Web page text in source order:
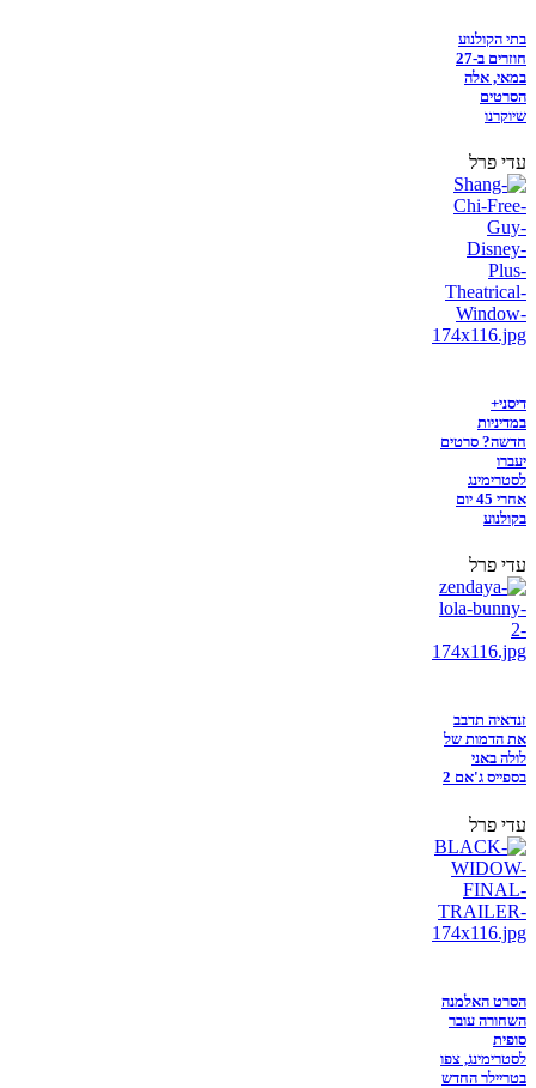
בתי הקולנוע
חוזרים ב-27
במאי, אלה
הסרטים
שיוקרנו
עדי פרל
דיסני+
במדיניות
חדשה? סרטים
יעברו
לסטרימינג
אחרי 45 יום
בקולנוע
עדי פרל
זנדאיה תדבב
את הדמות של
לולה באני
בספייס ג'אם 2
עדי פרל
הסרט האלמנה
השחורה עובר
סופית
לסטרימינג, צפו
בטריילר החדש